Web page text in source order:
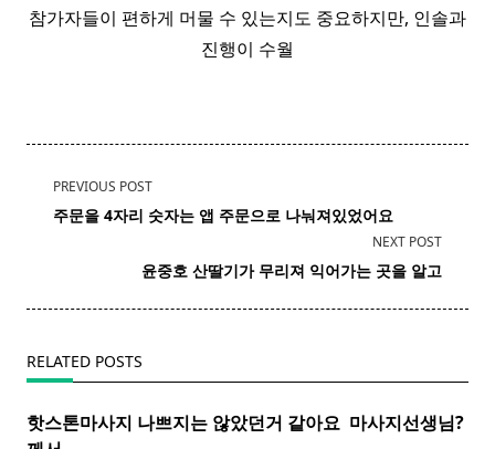
참가자들이 편하게 머물 수 있는지도 중요하지만, 인솔과
진행이 수월
<span
class="nav-
text">Page</span>
PREVIOUS POST
주문을 4자리 숫자는 앱 주문으로 나눠져있었어요
NEXT POST
윤중호 산딸기가 무리져 익어가는 곳을 알고
RELATED POSTS
핫스톤마사지 나쁘지는 않았던거 같아요 ​ 마사지선생님?